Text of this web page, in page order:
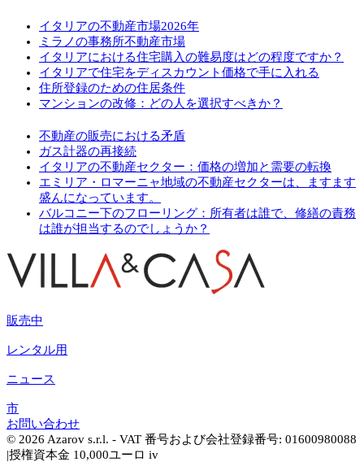
イタリアの不動産市場2026年
ミラノの事務所不動産市場
イタリアにおける住宅購入の難易度はどの程度ですか？
イタリアで住宅をディスカウント価格で手に入れる
住所登録のための住居条件
マンションの改修：どの人を選択すべきか？
不動産の販売における矛盾
ガス計器の再接続
イタリアの不動産セクター：価格の増加と需要の転換
エミリア・ロマーニャ地域の不動産セクターは、ますます
盛んになっています。
バルコニー下のフローリング：所有者は誰で、修繕の責務
は誰が担当するのでしょうか？
販売中
レンタル用
ニュース
市
お問い合わせ
© 2026 Azarov s.r.l. - VAT 番号および会社登録番号: 01600980088
|授権資本金 10,000ユーロ iv